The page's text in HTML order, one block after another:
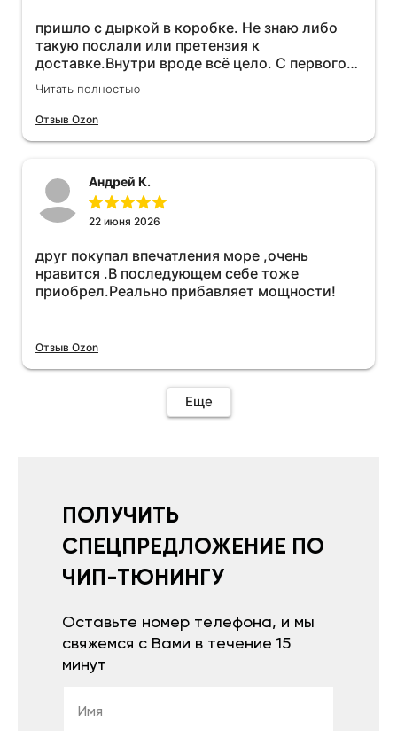
пришло с дыркой в коробке. Не знаю либо
такую послали или претензия к
доставке.Внутри вроде всё цело. С первого
раза установить не получается не знаю
может интернет дурит. Четыре звёзды за
упаковку с дыркой.Как опробую дополню
всё установилось по работе устройства
дополню позже ещё не проехал 120
км.Дополняю после пробега 120 км
более энергичный расход не
увеличился.Всем рекомендую к покупке.
Читать полностью
Отзыв Ozon
Андрей К.
22 июня 2026
друг покупал впечатления море ,очень
нравится .В последующем себе тоже
приобрел.Реально прибавляет мощности!
Отзыв Ozon
Еще
ПОЛУЧИТЬ
СПЕЦПРЕДЛОЖЕНИЕ ПО
ЧИП-ТЮНИНГУ
Оставьте номер телефона, и мы
свяжемся с Вами в течение 15
минут